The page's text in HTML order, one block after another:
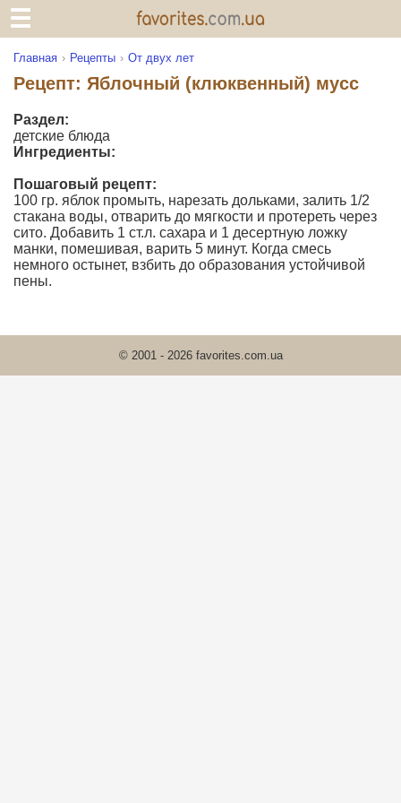
Главная Рецепты От двух лет
Рецепт: Яблочный (клюквенный) мусс
Раздел:
детские блюда
Ингредиенты:
Пошаговый рецепт:
100 гр. яблок промыть, нарезать дольками, залить 1/2
стакана воды, отварить до мягкости и протереть через
сито. Добавить 1 ст.л. сахара и 1 десертную ложку
манки, помешивая, варить 5 минут. Когда смесь
немного остынет, взбить до образования устойчивой
пены.
© 2001 - 2026 favorites.com.ua